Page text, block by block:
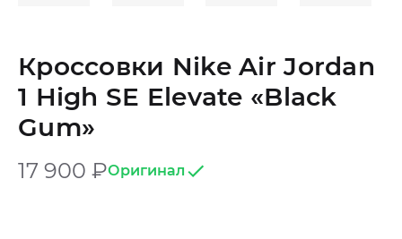
Кроссовки Nike Air Jordan
1 High SE Elevate «Black
Gum»
17 900 ₽Оригинал